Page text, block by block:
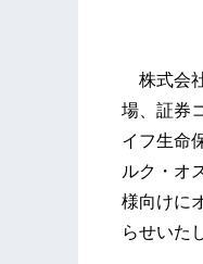
株式会
場、証券
イフ生命
ルク・オ
様向けに
らせいた